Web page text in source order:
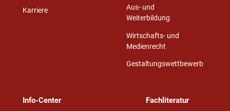
Karriere
Aus- und
Weiterbildung
Wirtschafts- und
Medienrecht
Gestaltungswettbewerb
Info-Center Fachliteratur